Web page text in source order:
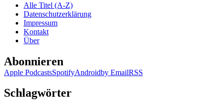
Alle Titel (A-Z)
Datenschutzerklärung
Impressum
Kontakt
Über
Abonnieren
Apple PodcastsSpotifyAndroidby EmailRSS
Schlagwörter